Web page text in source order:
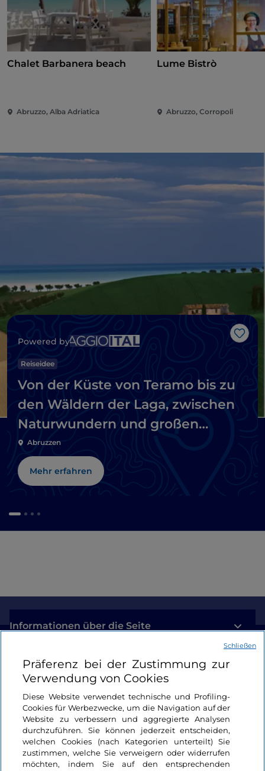
Chalet Barbanera beach
Abruzzo, Alba Adriatica
Lume Bistrò
Abruzzo, Corropoli
Like
Powered by
Reiseidee
Von der Küste von Teramo bis zu
den Wäldern der Laga, zwischen
Naturwundern und großen
Abteien
Abruzzen
Mehr erfahren
Informationen über die Seite
Nützliche Links
Login
Bleiben wir in Kontakt
Präferenz bei der Zustimmung zur
Verwendung von Cookies
Diese Website verwendet technische und Profiling-
Cookies für Werbezwecke, um die Navigation auf der
Website zu verbessern und aggregierte Analysen
durchzuführen. Sie können jederzeit entscheiden,
welchen Cookies (nach Kategorien unterteilt) Sie
zustimmen, welche Sie verweigern oder widerrufen
möchten, indem Sie auf den entsprechenden
Schließen